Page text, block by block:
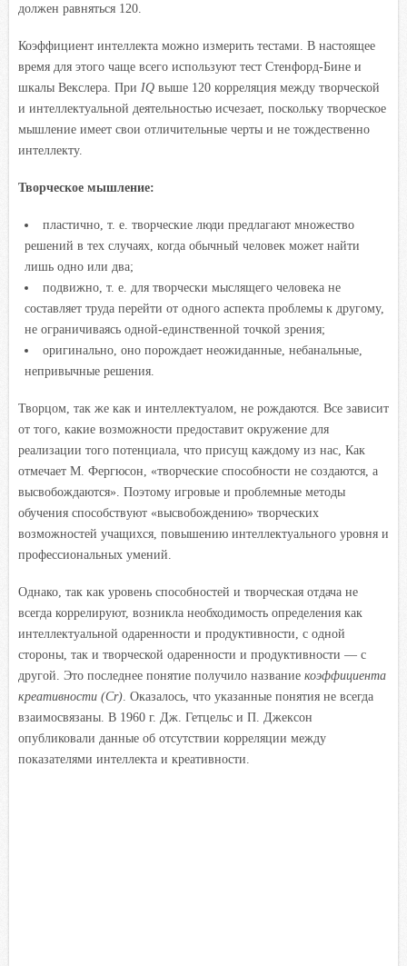
должен равняться 120.
Коэффициент интеллекта можно измерить тестами. В настоящее
время для этого чаще всего используют тест Стенфорд-Бине и
шкалы Векслера. При IQ выше 120 корреляция между творческой
и интеллектуальной деятельностью исчезает, поскольку творческое
мышление имеет свои отличительные черты и не тождественно
интеллекту.
Творческое мышление:
пластично, т. е. творческие люди предлагают множество
решений в тех случаях, когда обычный человек может найти
лишь одно или два;
подвижно, т. е. для творчески мыслящего человека не
составляет труда перейти от одного аспекта проблемы к другому,
не ограничиваясь одной-единственной точкой зрения;
оригинально, оно порождает неожиданные, небанальные,
непривычные решения.
Творцом, так же как и интеллектуалом, не рождаются. Все зависит
от того, какие возможности предоставит окружение для
реализации того потенциала, что присущ каждому из нас, Как
отмечает М. Фергюсон, «творческие способности не создаются, а
высвобождаются». Поэтому игровые и проблемные методы
обучения способствуют «высвобождению» творческих
возможностей учащихся, повышению интеллектуального уровня и
профессиональных умений.
Однако, так как уровень способностей и творческая отдача не
всегда коррелируют, возникла необходимость определения как
интеллектуальной одаренности и продуктивности, с одной
стороны, так и творческой одаренности и продуктивности — с
другой. Это последнее понятие получило название коэффициента
креативности (Сr) . Оказалось, что указанные понятия не всегда
взаимосвязаны. В 1960 г. Дж. Гетцельс и П. Джексон
опубликовали данные об отсутствии корреляции между
показателями интеллекта и креативности.